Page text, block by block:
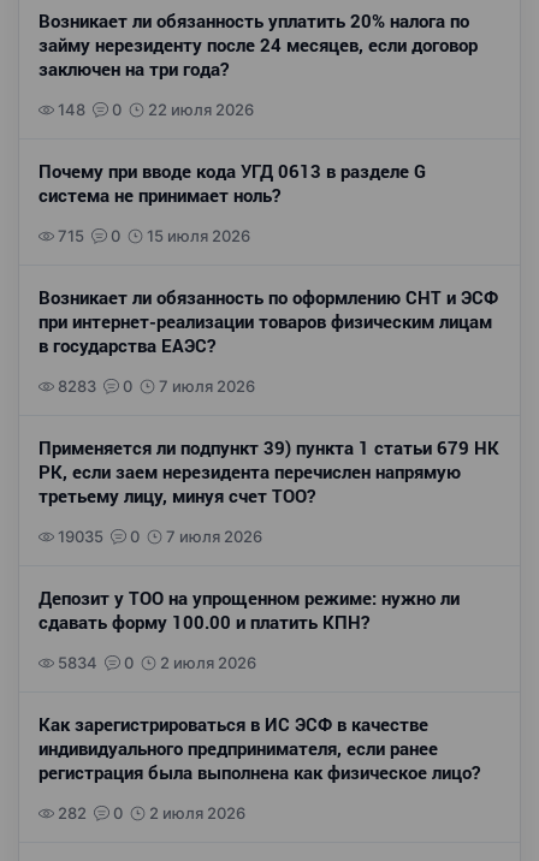
Возникает ли обязанность уплатить 20% налога по
займу нерезиденту после 24 месяцев, если договор
заключен на три года?
148 0 22 июля 2026
Почему при вводе кода УГД 0613 в разделе G
система не принимает ноль?
715 0 15 июля 2026
Возникает ли обязанность по оформлению СНТ и ЭСФ
при интернет-реализации товаров физическим лицам
в государства ЕАЭС?
8283 0 7 июля 2026
Применяется ли подпункт 39) пункта 1 статьи 679 НК
РК, если заем нерезидента перечислен напрямую
третьему лицу, минуя счет ТОО?
19035 0 7 июля 2026
Депозит у ТОО на упрощенном режиме: нужно ли
сдавать форму 100.00 и платить КПН?
5834 0 2 июля 2026
Как зарегистрироваться в ИС ЭСФ в качестве
индивидуального предпринимателя, если ранее
регистрация была выполнена как физическое лицо?
282 0 2 июля 2026